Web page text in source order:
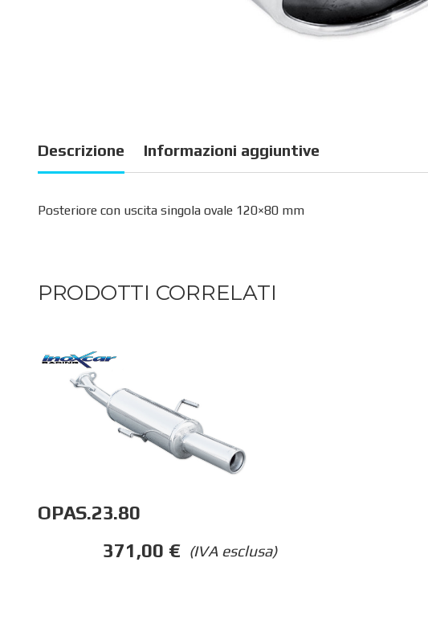
Descrizione Informazioni aggiuntive
Posteriore con uscita singola ovale 120×80 mm
PRODOTTI CORRELATI
OPAS.23.80
(IVA esclusa)
371,00 €